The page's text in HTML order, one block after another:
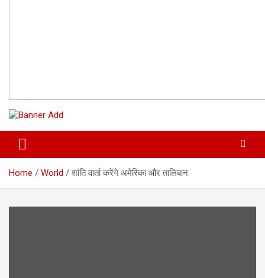
Home World शांति वार्ता करेंगे अमेरिका और तालिबान